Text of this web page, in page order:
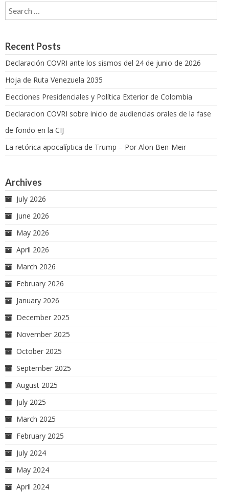
Search for:
Recent Posts
Declaración COVRI ante los sismos del 24 de junio de 2026
Hoja de Ruta Venezuela 2035
Elecciones Presidenciales y Política Exterior de Colombia
Declaracion COVRI sobre inicio de audiencias orales de la fase
de fondo en la CIJ
La retórica apocalíptica de Trump – Por Alon Ben-Meir
Archives
July 2026
June 2026
May 2026
April 2026
March 2026
February 2026
January 2026
December 2025
November 2025
October 2025
September 2025
August 2025
July 2025
March 2025
February 2025
July 2024
May 2024
April 2024